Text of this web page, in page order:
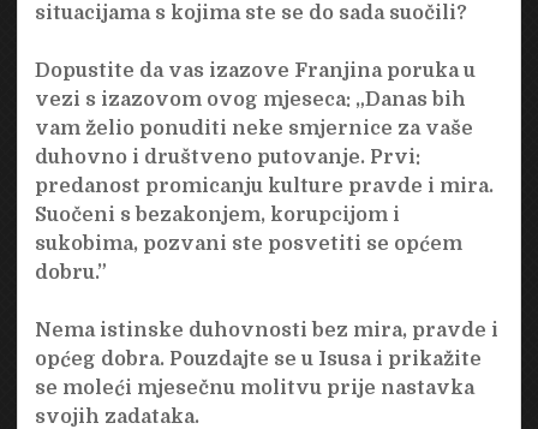
situacijama s kojima ste se do sada suočili?
Dopustite da vas izazove Franjina poruka u
vezi s izazovom ovog mjeseca: „Danas bih
vam želio ponuditi neke smjernice za vaše
duhovno i društveno putovanje. Prvi:
predanost promicanju kulture pravde i mira.
Suočeni s bezakonjem, korupcijom i
sukobima, pozvani ste posvetiti se općem
dobru.”
Nema istinske duhovnosti bez mira, pravde i
općeg dobra. Pouzdajte se u Isusa i prikažite
se moleći mjesečnu molitvu prije nastavka
svojih zadataka.